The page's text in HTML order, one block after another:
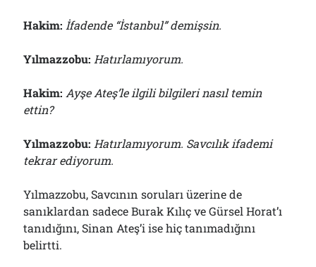
Hakim: İfadende “İstanbul” demişsin.
Yılmazzobu: Hatırlamıyorum.
Hakim: Ayşe Ateş’le ilgili bilgileri nasıl temin
ettin?
Yılmazzobu: Hatırlamıyorum. Savcılık ifademi
tekrar ediyorum.
Yılmazzobu, Savcının soruları üzerine de
sanıklardan sadece Burak Kılıç ve Gürsel Horat’ı
tanıdığını, Sinan Ateş’i ise hiç tanımadığını
belirtti.